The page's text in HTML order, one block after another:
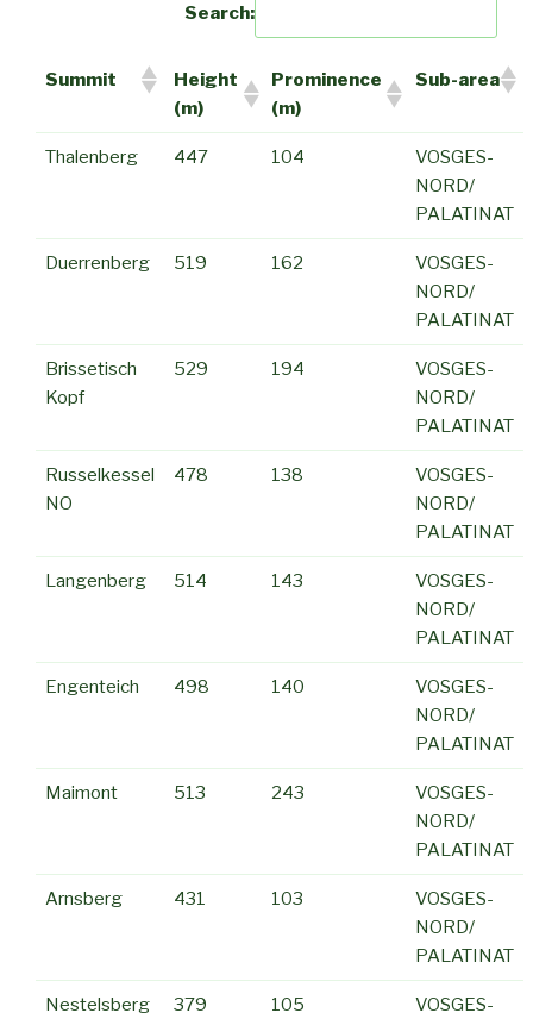
Search:
Summit
Height
(m)
Prominence
(m)
Sub-area
Thalenberg 447 104
VOSGES-
NORD/
PALATINAT
Duerrenberg 519 162
VOSGES-
NORD/
PALATINAT
Brissetisch
Kopf
529 194
VOSGES-
NORD/
PALATINAT
Russelkessel
NO
478 138
VOSGES-
NORD/
PALATINAT
Langenberg 514 143
VOSGES-
NORD/
PALATINAT
Engenteich 498 140
VOSGES-
NORD/
PALATINAT
Maimont 513 243
VOSGES-
NORD/
PALATINAT
Arnsberg 431 103
VOSGES-
NORD/
PALATINAT
Nestelsberg 379 105
VOSGES-